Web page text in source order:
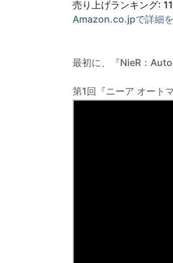
売り上げランキング:
Amazon.co.jpで詳細
最初に、『NieR：
第1回『ニーア オート